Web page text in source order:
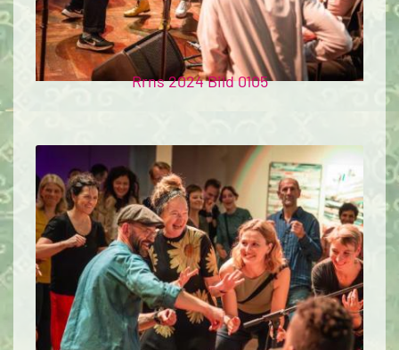
Rrns 2024 Bild 0105